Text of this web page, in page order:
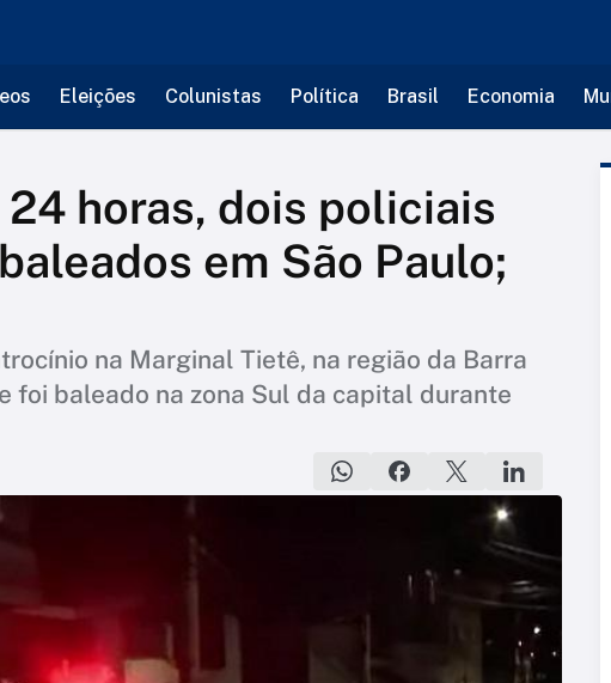
Eleições Colunistas Política Brasil Economia
24 horas, dois policiais
em São Paulo;
na Marginal Tietê, na região da Barra
foi baleado na zona Sul da capital durante